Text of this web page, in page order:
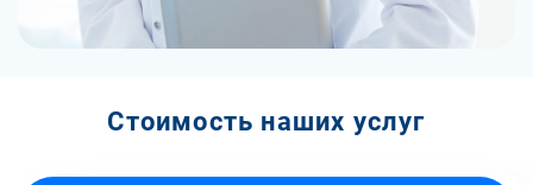
Стоимость наших услуг